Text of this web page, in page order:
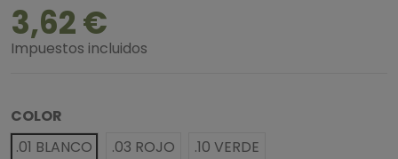
3,62 €
Impuestos incluidos
COLOR
.01 BLANCO
.03 ROJO
.10 VERDE